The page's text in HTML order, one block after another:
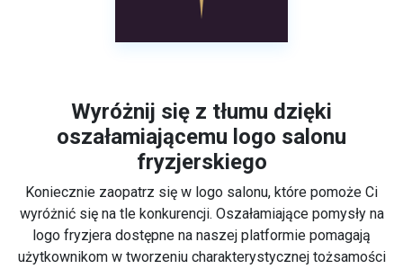
Wyróżnij się z tłumu dzięki
oszałamiającemu logo salonu
fryzjerskiego
Koniecznie zaopatrz się w logo salonu, które pomoże Ci
wyróżnić się na tle konkurencji. Oszałamiające pomysły na
logo fryzjera dostępne na naszej platformie pomagają
użytkownikom w tworzeniu charakterystycznej tożsamości